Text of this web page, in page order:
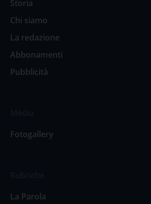
Storia
Chi siamo
La redazione
Abbonamenti
Pubblicità
Fotogallery
La Parola